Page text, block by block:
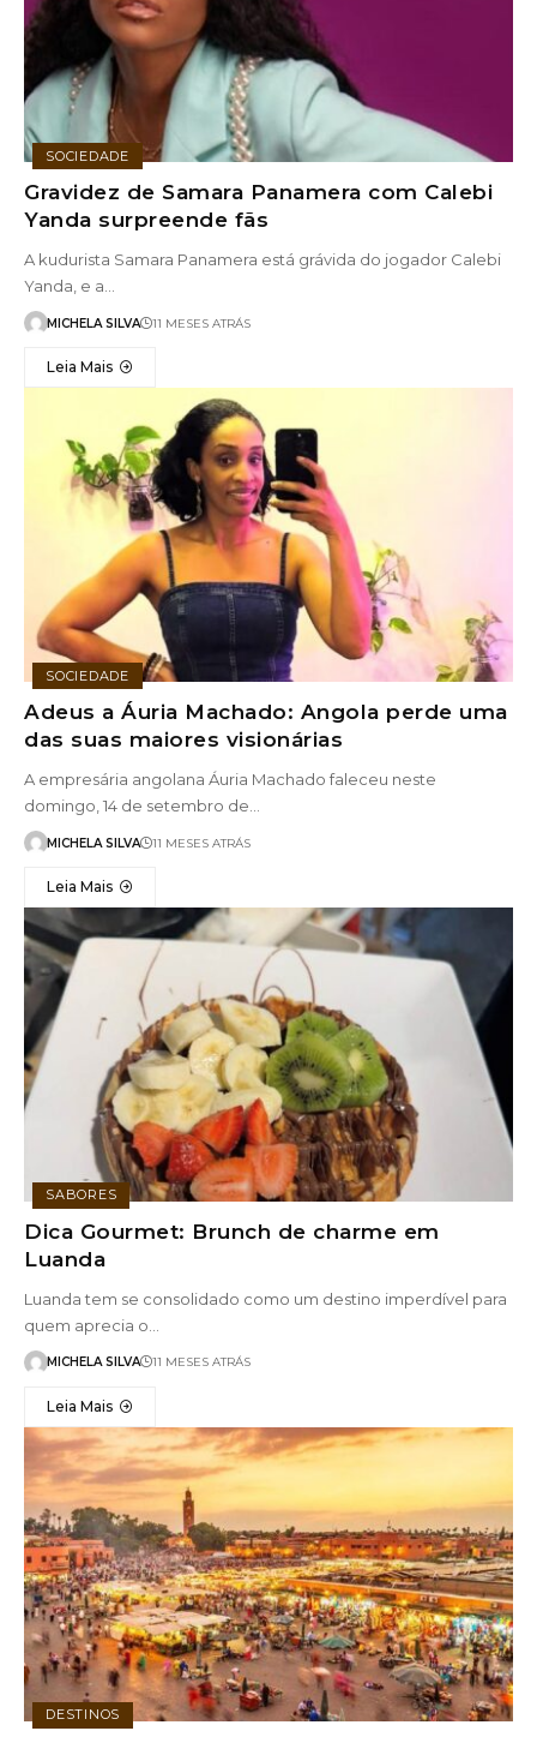
SOCIEDADE
Gravidez de Samara Panamera com Calebi
Yanda surpreende fãs
A kudurista Samara Panamera está grávida do jogador Calebi
Yanda, e a…
MICHELA SILVA 11 MESES ATRÁS
Leia Mais
SOCIEDADE
Adeus a Áuria Machado: Angola perde uma
das suas maiores visionárias
A empresária angolana Áuria Machado faleceu neste
domingo, 14 de setembro de…
MICHELA SILVA 11 MESES ATRÁS
Leia Mais
SABORES
Dica Gourmet: Brunch de charme em
Luanda
Luanda tem se consolidado como um destino imperdível para
quem aprecia o…
MICHELA SILVA 11 MESES ATRÁS
Leia Mais
DESTINOS